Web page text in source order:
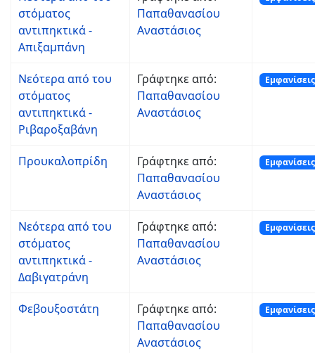
στόματος
αντιπηκτικά -
Απιξαμπάνη
Παπαθανασίου
Αναστάσιος
Νεότερα από του
στόματος
αντιπηκτικά -
Ριβαροξαβάνη
Γράφτηκε από:
Παπαθανασίου
Αναστάσιος
Προυκαλοπρίδη
Γράφτηκε από:
Παπαθανασίου
Αναστάσιος
Νεότερα από του
στόματος
αντιπηκτικά -
Δαβιγατράνη
Γράφτηκε από:
Παπαθανασίου
Αναστάσιος
Φεβουξοστάτη
Γράφτηκε από:
Παπαθανασίου
Αναστάσιος